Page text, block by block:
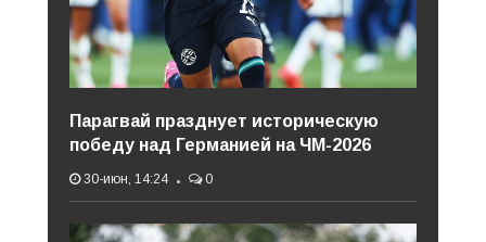
Парагвай празднует историческую
победу над Германией на ЧМ-2026
30-июн, 14:24 0